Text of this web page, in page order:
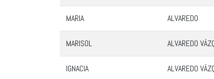
MARIA ALVAREDO
MARISOL ALVAREDO
IGNACIA ALVAREDO